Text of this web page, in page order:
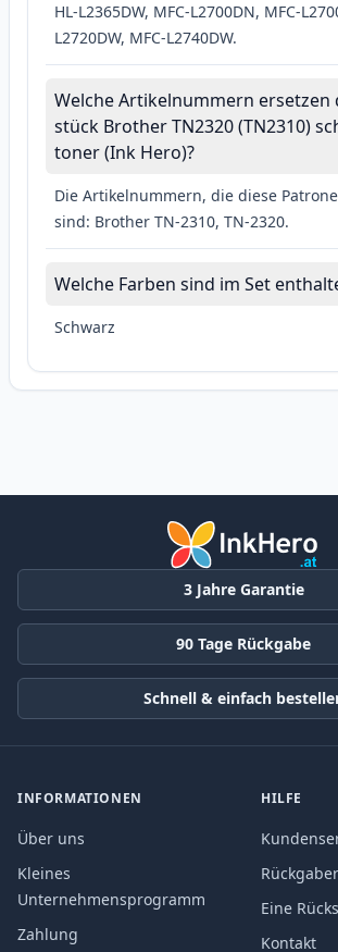
HL-L2365DW, MFC-L2700DN, MFC-
L2720DW, MFC-L2740DW.
Welche Artikelnummern ersetzen
stück Brother TN2320 (TN2310)
toner (Ink Hero)?
Die Artikelnummern, die diese
sind: Brother TN-2310, TN-2320.
Welche Farben sind im Set
Schwarz
3 Jahre Garantie
90 Tage Rückgabe
Schnell & einfach
INFORMATIONEN
Über uns
Kleines
Unternehmensprogramm
Zahlung
HILFE
Eine
Kontakt